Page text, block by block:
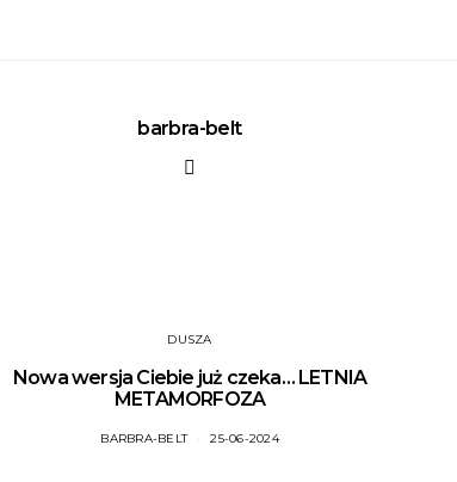
barbra-belt
DUSZA
Nowa wersja Ciebie już czeka… LETNIA
METAMORFOZA
BARBRA-BELT 25-06-2024